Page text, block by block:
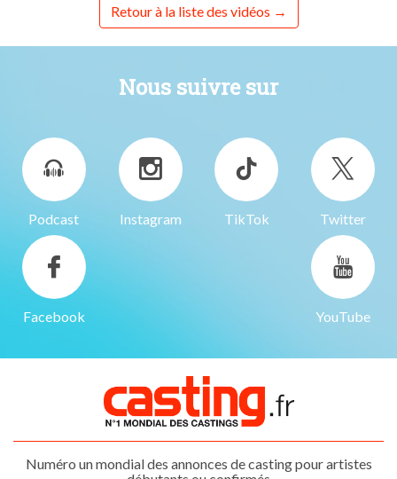
Retour à la liste des vidéos
Nous suivre sur
Podcast Instagram TikTok Twitter
Facebook YouTube
Numéro un mondial des annonces de casting pour artistes